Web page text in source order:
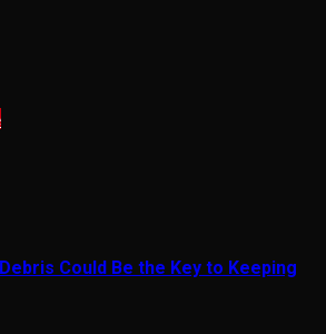
Could Be the Key to Keeping